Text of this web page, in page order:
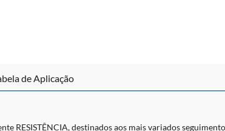
de Aplicação
RESISTÊNCIA, destinados aos mais variados